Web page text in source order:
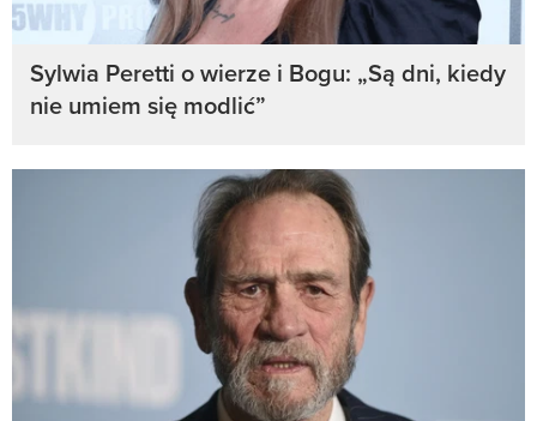
Sylwia Peretti o wierze i Bogu: „Są dni, kiedy
nie umiem się modlić”